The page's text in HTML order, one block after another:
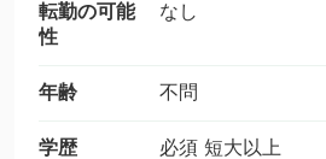
転勤の可能
性
なし
年齢 不問
学歴 必須 短大以上